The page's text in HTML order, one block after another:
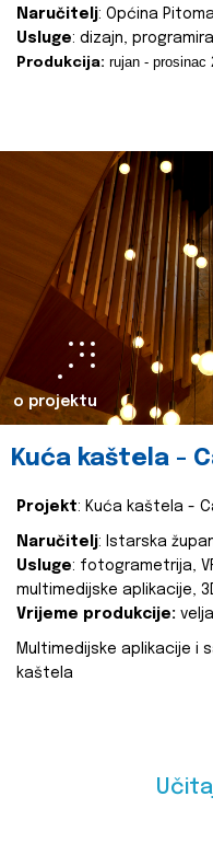
Naručitelj: Općina
Usluge: dizajn,
Produkcija: rujan - prosinac
o projektu
Kuća kaštela -
Projekt: Kuća kaštela -
Naručitelj: Istarska
Usluge: fotogrametrija,
multimedijske aplikacije,
Vrijeme produkcije:
Multimedijske aplikacije i
kaštela